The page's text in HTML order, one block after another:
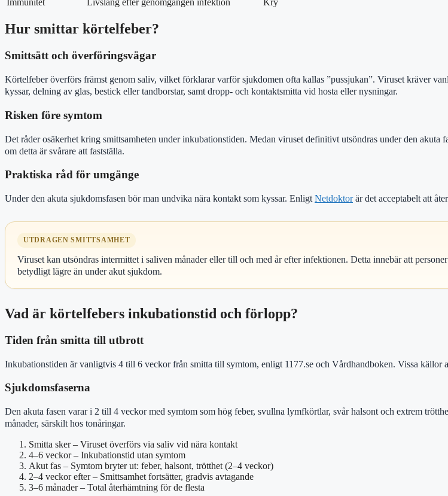
Hur smittar körtelfeber?
Smittsätt och överföringsvägar
Körtelfeber överförs främst genom saliv, vilket förklarar varför sjukdomen ofta kallas ”pussjukan”. Viruset kräver
kyssar, delning av glas, bestick eller tandborstar, samt dropp- och kontaktsmitta vid hosta eller nysningar.
Risken före symtom
Det råder osäkerhet kring smittsamheten under inkubationstiden. Medan viruset definitivt utsöndras under den
om detta är svårare att fastställa.
Praktiska råd för umgänge
Under den akuta sjukdomsfasen bör man undvika nära kontakt som kyssar. EnligtNetdoktorär det acceptabelt att
UTDRAGEN SMITTSAMHET
Viruset kan utsöndras intermittet i saliven månader eller till och med år efter infektionen. Detta innebär att
betydligt lägre än under akut sjukdom.
Vad är körtelfebers inkubationstid och förlopp?
Tiden från smitta till utbrott
Inkubationstiden är vanligtvis 4 till 6 veckor från smitta till symtom, enligt 1177.se och Vårdhandboken. Vissa källor
Sjukdomsfaserna
Den akuta fasen varar i 2 till 4 veckor med symtom som hög feber, svullna lymfkörtlar, svår halsont och extrem
månader, särskilt hos tonåringar.
Smitta sker– Viruset överförs via saliv vid nära kontakt
4–6 veckor– Inkubationstid utan symtom
Akut fas – Symtom bryter ut: feber, halsont, trötthet (2–4 veckor)
2–4 veckor efter– Smittsamhet fortsätter, gradvis avtagande
3–6 månader– Total återhämtning för de flesta